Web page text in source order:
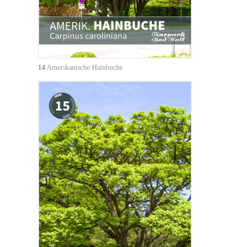
14 Amerikanische Hainbuche